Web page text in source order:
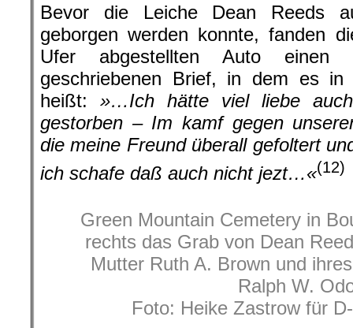
Bevor die Leiche Dean Reeds
geborgen werden konnte, fanden
Ufer abgestellten Auto einen
geschriebenen Brief, in dem es
heißt: »…Ich hätte viel liebe
gestorben – Im kamf gegen
die meine Freund überall gefoltert
ich schafe daß auch nicht jezt…«(12)
Green Mountain Cemetery in
rechts das Grab von Dean
Mutter Ruth A. Brown und
Ralph W.
Foto: Heike Zastrow für